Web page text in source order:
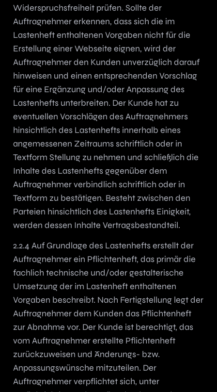
Widerspruchsfreiheit prüfen. Sollte der
Auftragnehmer erkennen, dass sich die im
Lastenheft enthaltenen Vorgaben nicht für die
Erstellung einer Webseite eignen, wird der
Auftragnehmer den Kunden unverzüglich darauf
hinweisen und einen entsprechenden Vorschlag
für eine Ergänzung und/oder Anpassung des
Lastenhefts unterbreiten. Der Kunde hat zu
eventuellen Vorschlägen des Auftragnehmers
hinsichtlich des Lastenhefts innerhalb eines
angemessenen Zeitraums schriftlich oder in
Textform Stellung zu nehmen und schließlich die
Inhalte des Lastenhefts gegenüber dem
Auftragnehmer verbindlich schriftlich oder in
Textform zu bestätigen. Besteht zwischen den
Parteien hinsichtlich des Lastenhefts Einigkeit,
werden dessen Inhalte Vertragsbestandteil.
2.2.4 Auf Grundlage des Lastenhefts erstellt der
Auftragnehmer ein Pflichtenheft, das primär die
fachlich technische und/oder gestalterische
Umsetzung der im Lastenheft enthaltenen
Vorgaben beschreibt. Nach Fertigstellung legt der
Auftragnehmer dem Kunden das Pflichtenheft
zur Abnahme vor. Der Kunde ist berechtigt, das
vom Auftragnehmer erstellte Pflichtenheft
zurückzuweisen und Änderungs- bzw.
Anpassungswünsche mitzuteilen. Der
Auftragnehmer verpflichtet sich, unter